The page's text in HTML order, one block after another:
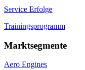
Service Erfolge
Trainingsprogramm
Marktsegmente
Aero Engines